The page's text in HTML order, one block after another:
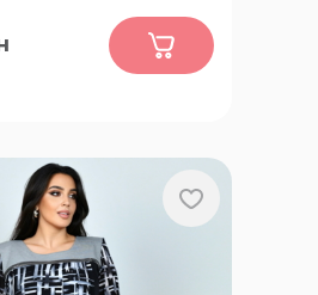
54-56, 58-60, 62-64